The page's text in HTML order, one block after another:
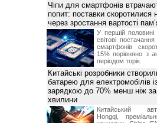
Чіпи для смартфонів
попит: поставки скоротилися
через зростання вартості
У першій половині
світові
смартфонів
15% порівняно з
періодом торік.
Китайські розробники
батарею для електромобілів
зарядкою до 70% менш ніж
хвилини
Китайський
Hongqi,